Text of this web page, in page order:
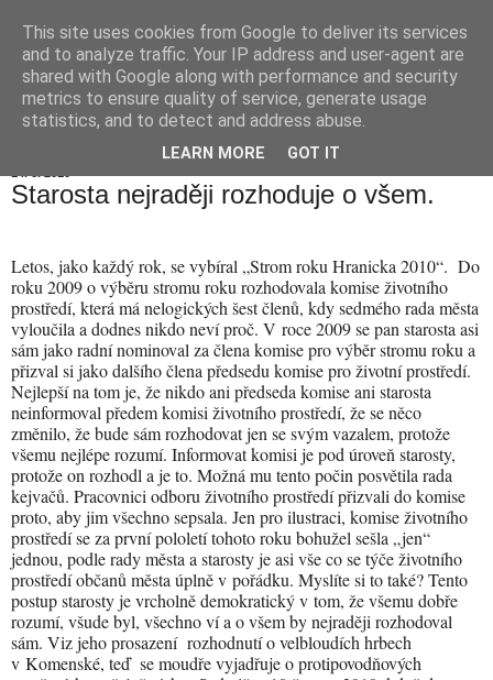
Hranické listy
Starosta nejraději rozhoduje o všem.
Letos, jako každý rok, se vybíral „Strom roku Hranicka 2010“. Do
roku 2009 o výběru stromu roku rozhodovala komise životního
prostředí, která má nelogických šest členů, kdy sedmého rada města
vyloučila a dodnes nikdo neví proč. V roce 2009 se pan starosta asi
sám jako radní nominoval za člena komise pro výběr stromu roku a
přizval si jako dalšího člena předsedu komise pro životní prostředí.
Nejlepší na tom je, že nikdo ani předseda komise ani starosta
neinformoval předem komisi životního prostředí, že se něco
změnilo, že bude sám rozhodovat jen se svým vazalem, protože
všemu nejlépe rozumí. Informovat komisi je pod úroveň starosty,
protože on rozhodl a je to. Možná mu tento počin posvětila rada
kejvačů. Pracovnici odboru životního prostředí přizvali do komise
proto, aby jim všechno sepsala. Jen pro ilustraci, komise životního
prostředí se za první pololetí tohoto roku bohužel sešla „jen“
jednou, podle rady města a starosty je asi vše co se týče životního
prostředí občanů města úplně v pořádku. Myslíte si to také? Tento
postup starosty je vrcholně demokratický v tom, že všemu dobře
rozumí, všude byl, všechno ví a o všem by nejraději rozhodoval
sám. Viz jeho prosazení rozhodnutí o velbloudích hrbech
v Komenské, teď se moudře vyjadřuje o protipovodňových
This site uses cookies from Google to deliver its services
and to analyze traffic. Your IP address and user-agent are
shared with Google along with performance and security
metrics to ensure quality of service, generate usage
statistics, and to detect and address abuse.
LEARN MORE GOT IT